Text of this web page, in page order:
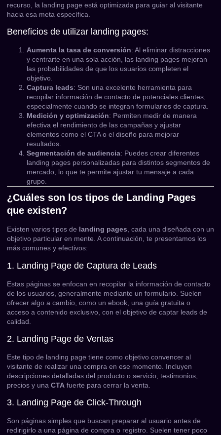
recurso, la landing page está optimizada para guiar al visitante
hacia esa meta específica.
Beneficios de utilizar landing pages:
Aumenta la tasa de conversión: Al eliminar distracciones
y centrarte en una sola acción, las landing pages mejoran
las probabilidades de que los usuarios completen el
objetivo.
Captura leads: Son una excelente herramienta para
recopilar información de contacto de potenciales clientes,
especialmente cuando se integran formularios de captura.
Medición y optimización: Permiten medir de manera
efectiva el rendimiento de las campañas y ajustar
elementos como el CTA o el diseño para mejorar
resultados.
Segmentación de audiencia: Puedes crear diferentes
landing pages personalizadas para distintos segmentos de
mercado, lo que te permite ajustar tu mensaje a cada
grupo.
¿Cuáles son los tipos de Landing Pages
que existen?
Existen varios tipos de landing pages , cada una diseñada con un
objetivo particular en mente. A continuación, te presentamos los
más comunes y efectivos:
1. Landing Page de Captura de Leads
Estas páginas se enfocan en recopilar la información de contacto
de los usuarios, generalmente mediante un formulario. Suelen
ofrecer algo a cambio, como un ebook, una guía gratuita o
acceso a contenido exclusivo, con el objetivo de captar leads de
calidad.
2. Landing Page de Ventas
Este tipo de landing page tiene como objetivo convencer al
visitante de realizar una compra en ese momento. Incluyen
descripciones detalladas del producto o servicio, testimonios,
precios y una CTA fuerte para cerrar la venta.
3. Landing Page de Click-Through
Son páginas simples que buscan preparar al usuario antes de
redirigirlo a una página de compra o registro. Suelen tener poco